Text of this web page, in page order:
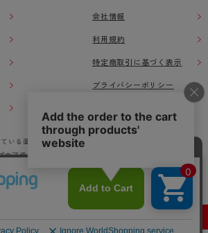
会社情報
利用規約
特定商取引に基づく表示
プライバシーポリシー
いる画像、イラストなどの著作物の全部または一部をアツ
の了承なく無断で使用、複製することを禁じます。